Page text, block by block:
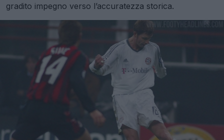
gradito impegno verso l’accuratezza storica.